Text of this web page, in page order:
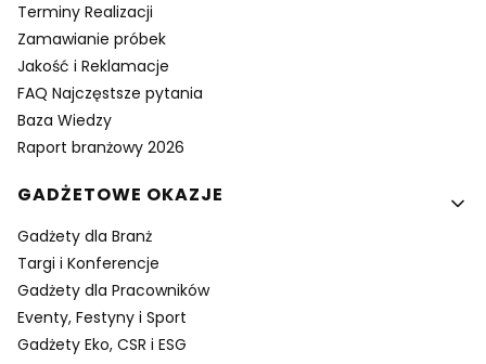
Terminy Realizacji
Zamawianie próbek
Jakość i Reklamacje
FAQ Najczęstsze pytania
Baza Wiedzy
Raport branżowy 2026
GADŻETOWE OKAZJE
Gadżety dla Branż
Targi i Konferencje
Gadżety dla Pracowników
Eventy, Festyny i Sport
Gadżety Eko, CSR i ESG